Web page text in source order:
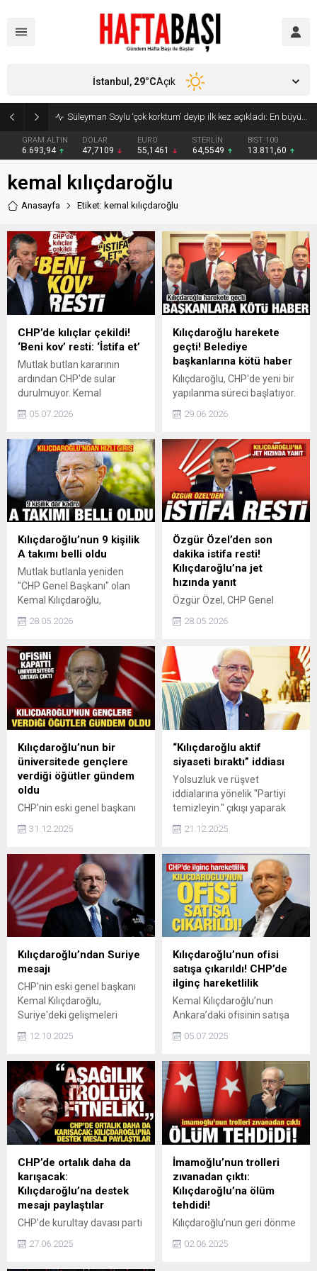
Süleyman Soylu ‘çok korktum’ deyip ilk kez açıkladı: En büyük tehdit dışarısıdır!
GRAM ALTIN
6.693,94
DOLAR
47,7109
EURO
55,1461
STERLİN
64,5549
BIST 100
13.811,60
İstanbul, 29°CAçık
kemal kılıçdaroğlu
Anasayfa Etiket: kemal kılıçdaroğlu
CHP’de kılıçlar çekildi!
‘Beni kov’ resti: ‘İstifa et’
Mutlak butlan kararının
ardından CHP'de sular
durulmuyor. Kemal
ekibinin istifasını isterken;
rızasıyla ayrılmayacağını
belirterek ihraç kararını
bekleyeceğini açıkladı.
05.07.2026
Kılıçdaroğlu harekete
geçti! Belediye
başkanlarına kötü haber
Kılıçdaroğlu, CHP'de yeni bir
yapılanma süreci başlatıyor.
üzerindeki etkisini kıracak.
yönetimlerle parti teşkilatları
arasındaki görev ayrımını
yeniden şekillendirmeyi
planlıyor.
29.06.2026
Kılıçdaroğlu’nun 9 kişilik
A takımı belli oldu
Mutlak butlanla yeniden
"CHP Genel Başkanı" olan
Kemal Kılıçdaroğlu,
yönetimini şekillendirecek.
etkili bir Merkez Yönetim
Kurulu (MYK) modeli
kuracak.
28.05.2026
Özgür Özel’den son
dakika istifa resti!
Kılıçdaroğlu’na jet
hızında yanıt
Özgür Özel, CHP Genel
Kılıçdaroğlu'nun partinin
yaptığı açıklamaya yanıt
verdi. Özel, Kılıçdaroğlu'nun
milletvekili olmadığı için grup
başkanı olamayacağını ve
istifa etmeyeceğini belirtti.
28.05.2026
Kılıçdaroğlu’nun bir
üniversitede gençlere
verdiği öğütler gündem
oldu
CHP'nin eski genel başkanı
süren sessizliğinin ardından
söyleşi veren
Kılıçdaroğlu'nun gençlere
verdiği öğütler sosyal
medyada da gündem oldu.
31.12.2025
“Kılıçdaroğlu aktif
siyaseti bıraktı” iddiası
Yolsuzluk ve rüşvet
iddialarına yönelik "Partiyi
temizleyin." çıkışı yaparak
söyleyen Kılıçdaroğlu'nun
çok küresel meselelere
yöneldiği iddia edildi. Bu
iddia yalanlandı.
21.12.2025
Kılıçdaroğlu’ndan Suriye
mesajı
CHP'nin eski genel başkanı
Kemal Kılıçdaroğlu,
Suriye'deki gelişmeleri
değerlendirerek, "Etnik, dini
ve mezhepsel ayrım
vatandaşlarını eşit biçimde
kapsayan bir anayasa
yapılmalıdır." dedi.
12.10.2025
Kılıçdaroğlu’nun ofisi
satışa çıkarıldı! CHP’de
ilginç hareketlilik
Kemal Kılıçdaroğlu’nun
Ankara’daki ofisinin satışa
çıkarıldığı, ardından ilanın
kaldırıldığı ortaya çıktı.
Mustafa Kemal Çiçek’in
açıklamaları soru
işaretlerine neden oldu.
05.07.2025
CHP’de ortalık daha da
karışacak:
Kılıçdaroğlu’na destek
mesajı paylaştılar
CHP'de kurultay davası parti
Kılıçdaroğlu ile Özel
27.06.2025
İmamoğlu’nun trolleri
zıvanadan çıktı:
Kılıçdaroğlu’na ölüm
tehdidi!
Kılıçdaroğlu’nun geri dönme
ordusunu çileden çıkardı.
02.06.2025